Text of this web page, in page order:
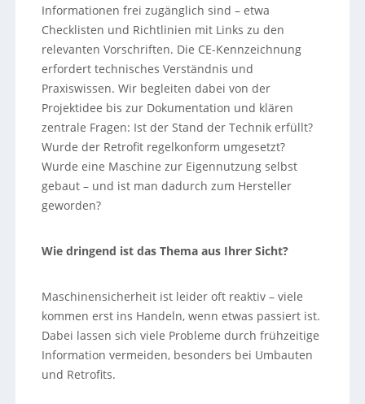
Informationen frei zugänglich sind – etwa
Checklisten und Richtlinien mit Links zu den
relevanten Vorschriften. Die CE-Kennzeichnung
erfordert technisches Verständnis und
Praxiswissen. Wir begleiten dabei von der
Projektidee bis zur Dokumentation und klären
zentrale Fragen: Ist der Stand der Technik erfüllt?
Wurde der Retrofit regelkonform umgesetzt?
Wurde eine Maschine zur Eigennutzung selbst
gebaut – und ist man dadurch zum Hersteller
geworden?
Wie dringend ist das Thema aus Ihrer Sicht?
Maschinensicherheit ist leider oft reaktiv – viele
kommen erst ins Handeln, wenn etwas passiert ist.
Dabei lassen sich viele Probleme durch frühzeitige
Information vermeiden, besonders bei Umbauten
und Retrofits.